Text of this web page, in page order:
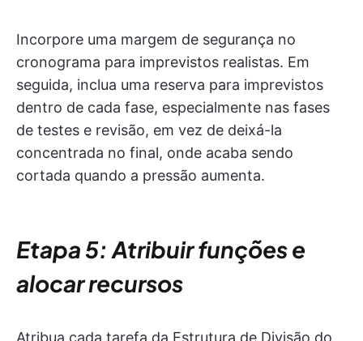
Incorpore uma margem de segurança no
cronograma para imprevistos realistas. Em
seguida, inclua uma reserva para imprevistos
dentro de cada fase, especialmente nas fases
de testes e revisão, em vez de deixá-la
concentrada no final, onde acaba sendo
cortada quando a pressão aumenta.
Etapa 5: Atribuir funções e
alocar recursos
Atribua cada tarefa da Estrutura de Divisão do